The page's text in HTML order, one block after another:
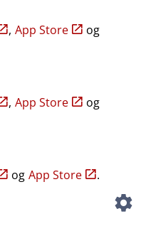
, App Store
og
, App Store
og
og App Store .